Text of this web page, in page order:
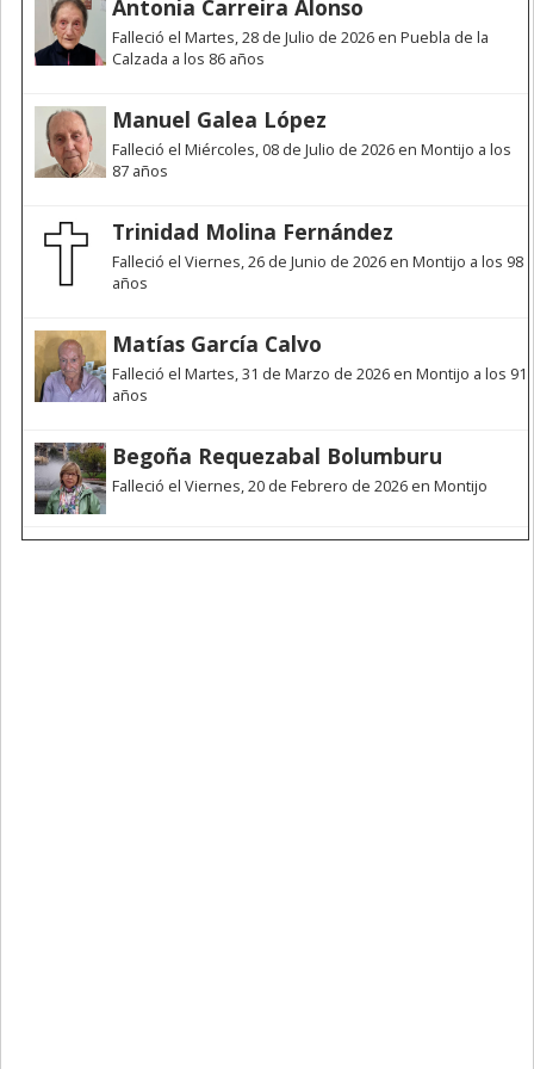
Antonia Carreira Alonso
Falleció el Martes, 28 de Julio de 2026 en Puebla de la
Calzada a los 86 años
Manuel Galea López
Falleció el Miércoles, 08 de Julio de 2026 en Montijo a los
87 años
Trinidad Molina Fernández
Falleció el Viernes, 26 de Junio de 2026 en Montijo a los 98
años
Matías García Calvo
Falleció el Martes, 31 de Marzo de 2026 en Montijo a los 91
años
Begoña Requezabal Bolumburu
Falleció el Viernes, 20 de Febrero de 2026 en Montijo